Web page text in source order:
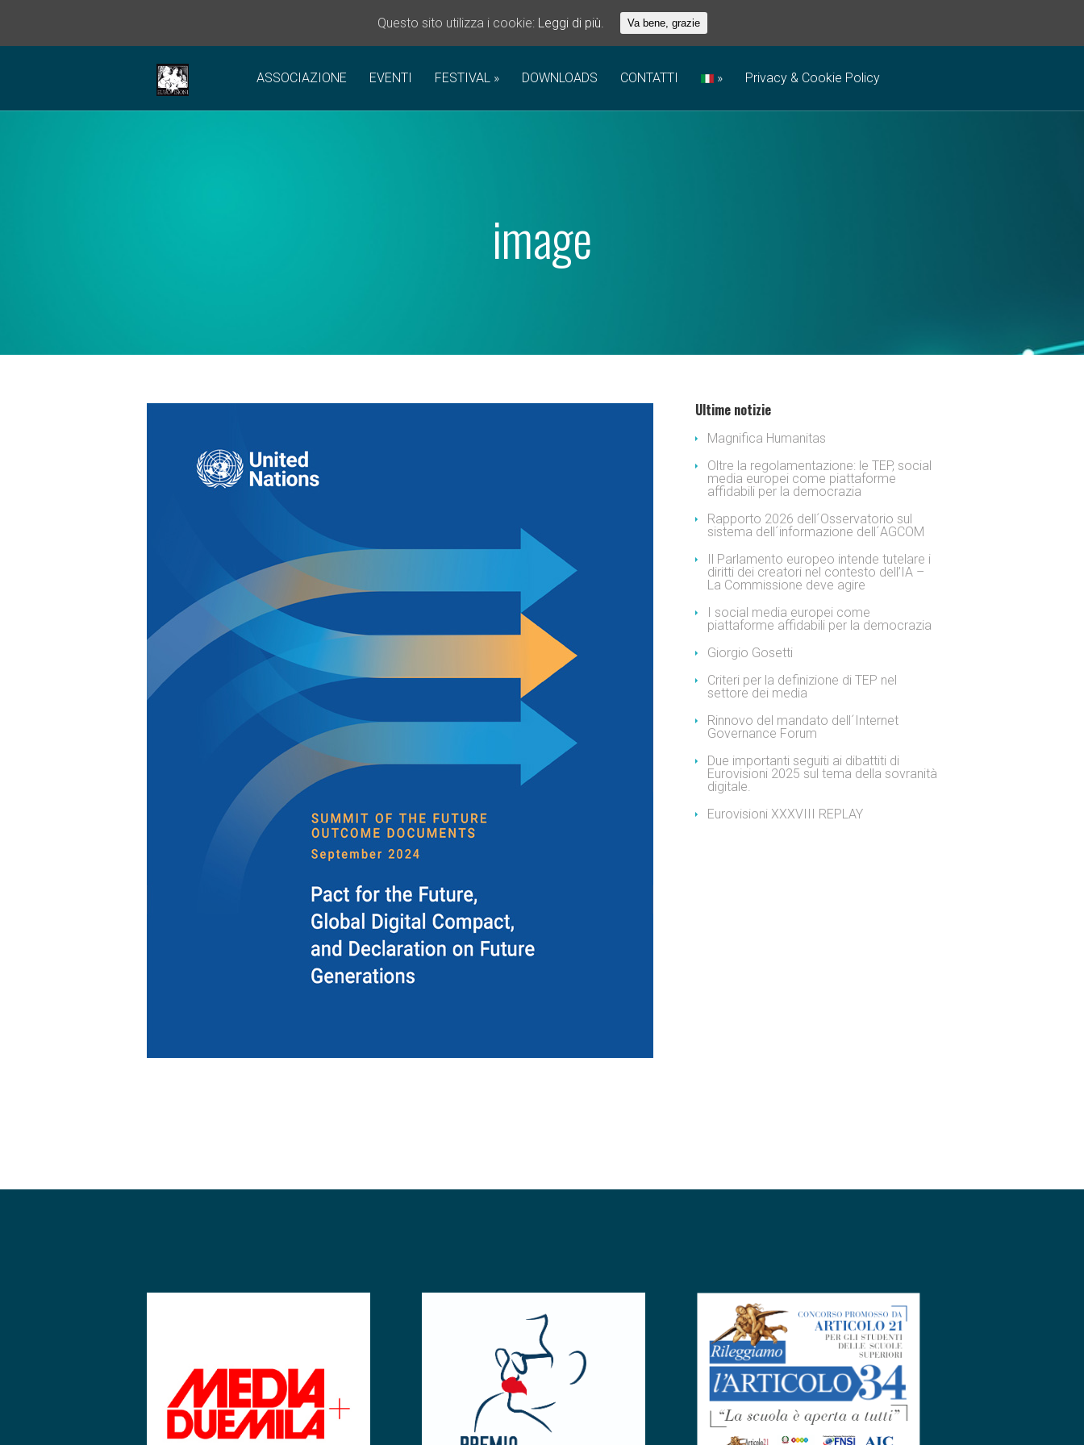
ASSOCIAZIONE EVENTI FESTIVAL DOWNLOADS CONTATTI Privacy & Cookie Policy
image
Ultime notizie
Magnifica Humanitas
Oltre la regolamentazione: le TEP, social
media europei come piattaforme
affidabili per la democrazia
Rapporto 2026 dell´Osservatorio sul
sistema dell´informazione dell´AGCOM
Il Parlamento europeo intende tutelare i
diritti dei creatori nel contesto dell’IA –
La Commissione deve agire
I social media europei come
piattaforme affidabili per la democrazia
Giorgio Gosetti
Criteri per la definizione di TEP nel
settore dei media
Rinnovo del mandato dell´Internet
Governance Forum
Due importanti seguiti ai dibattiti di
Eurovisioni 2025 sul tema della sovranità
digitale.
Eurovisioni XXXVIII REPLAY
Questo sito utilizza i cookie: Leggi di più. Va bene, grazie